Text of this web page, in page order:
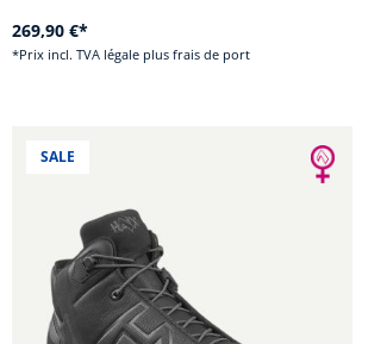
269,90 €*
*Prix incl. TVA légale plus frais de port
SALE